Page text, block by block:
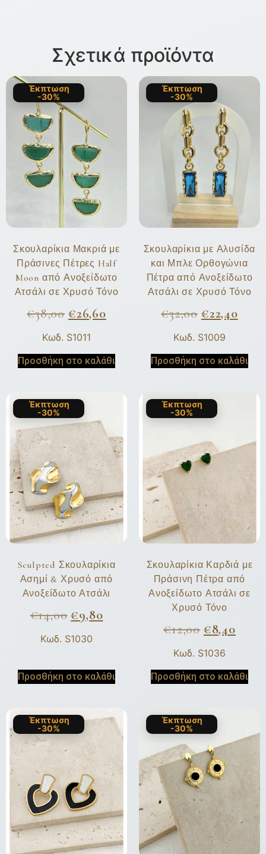
Σχετικά προϊόντα
Έκπτωση
-30%
Σκουλαρίκια Μακριά με
Πράσινες Πέτρες Half
Moon από Ανοξείδωτο
Ατσάλι σε Χρυσό Τόνο
€38,00 €26,60
Κωδ. S1011
Προσθήκη στο καλάθι
Έκπτωση
-30%
Σκουλαρίκια με Αλυσίδα
και Μπλε Ορθογώνια
Πέτρα από Ανοξείδωτο
Ατσάλι σε Χρυσό Τόνο
€32,00 €22,40
Κωδ. S1009
Προσθήκη στο καλάθι
Έκπτωση
-30%
Sculpted Σκουλαρίκια
Ασημί & Χρυσό από
Ανοξείδωτο Ατσάλι
€14,00 €9,80
Κωδ. S1030
Προσθήκη στο καλάθι
Έκπτωση
-30%
Σκουλαρίκια Καρδιά με
Πράσινη Πέτρα από
Ανοξείδωτο Ατσάλι σε
Χρυσό Τόνο
€12,00 €8,40
Κωδ. S1036
Προσθήκη στο καλάθι
Έκπτωση
-30%
Έκπτωση
-30%